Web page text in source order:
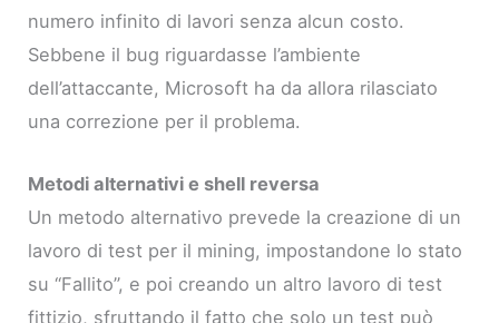
numero infinito di lavori senza alcun costo.
Sebbene il bug riguardasse l’ambiente
dell’attaccante, Microsoft ha da allora rilasciato
una correzione per il problema.
Metodi alternativi e shell reversa
Un metodo alternativo prevede la creazione di un
lavoro di test per il mining, impostandone lo stato
su “Fallito”, e poi creando un altro lavoro di test
fittizio, sfruttando il fatto che solo un test può